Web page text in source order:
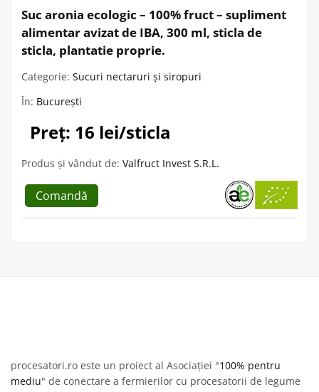
Suc aronia ecologic – 100% fruct – supliment
alimentar avizat de IBA, 300 ml, sticla de
sticla, plantatie proprie.
Categorie: Sucuri nectaruri și siropuri
În: București
Preț: 16 lei/sticla
Produs și vândut de: Valfruct Invest S.R.L.
Comandă
procesatori.ro este un proiect al Asociației "100% pentru
mediu" de conectare a fermierilor cu procesatorii de legume